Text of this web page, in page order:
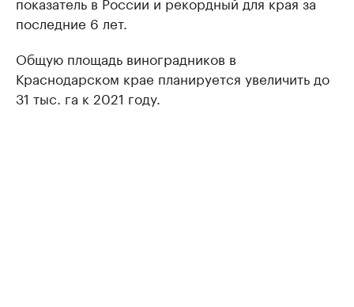
последние 6 лет.
Общую площадь виноградников в
Краснодарском крае планируется увеличить до
31 тыс. га к 2021 году.